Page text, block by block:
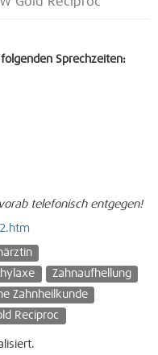
Sprechzeiten:
telefonisch entgegen!
Zahnaufhellung
Zahnheilkunde
Reciproc